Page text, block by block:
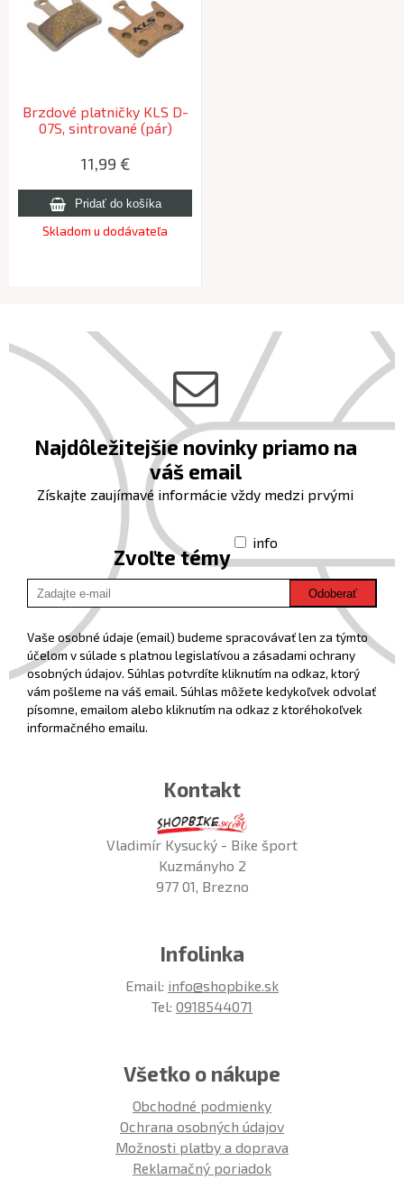
Brzdové platničky KLS D-
07S, sintrované (pár)
11,99 €
Skladom u dodávateľa
Najdôležitejšie novinky priamo na
váš email
Získajte zaujímavé informácie vždy medzi prvými
Zvoľte témy
info
Odoberať
Vaše osobné údaje (email) budeme spracovávať len za týmto
účelom v súlade s platnou legislatívou a zásadami ochrany
osobných údajov. Súhlas potvrdíte kliknutím na odkaz, ktorý
vám pošleme na váš email. Súhlas môžete kedykoľvek odvolať
písomne, emailom alebo kliknutím na odkaz z ktoréhokoľvek
informačného emailu.
Kontakt
Vladimír Kysucký - Bike šport
Kuzmányho 2
977 01, Brezno
Infolinka
Email: info@shopbike.sk
Tel: 0918544071
Všetko o nákupe
Obchodné podmienky
Ochrana osobných údajov
Možnosti platby a doprava
Reklamačný poriadok